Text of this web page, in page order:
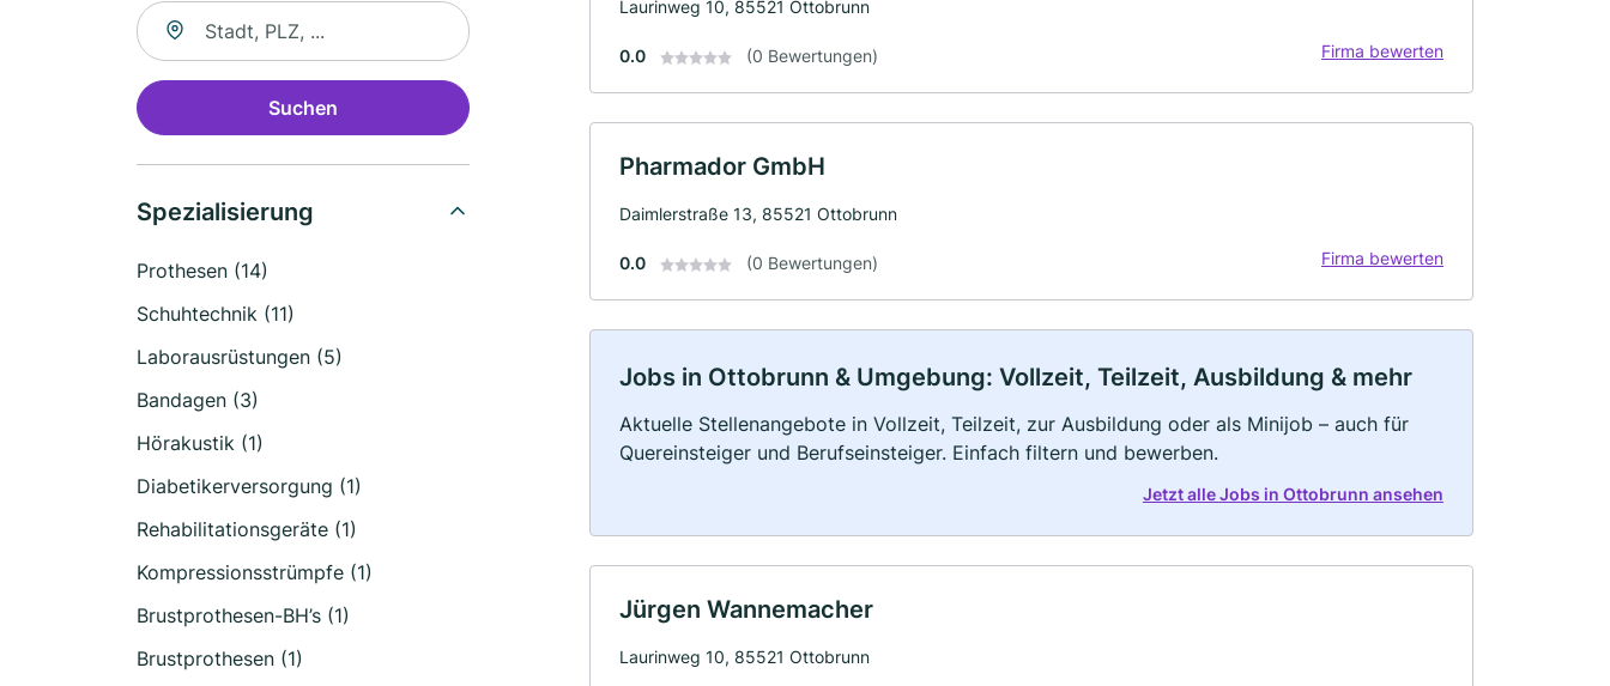
Suche nach Ort
Suchen
Spezialisierung
Prothesen (14)
Schuhtechnik (11)
Laborausrüstungen (5)
Bandagen (3)
Hörakustik (1)
Diabetikerversorgung (1)
Rehabilitationsgeräte (1)
Kompressionsstrümpfe (1)
Brustprothesen-BH’s (1)
Brustprothesen (1)
Laurinweg 10, 85521 Ottobrunn
0.0 (0 Bewertungen) Firma bewerten
Pharmador GmbH
Daimlerstraße 13, 85521 Ottobrunn
0.0 (0 Bewertungen) Firma bewerten
Jobs in Ottobrunn & Umgebung: Vollzeit, Teilzeit, Ausbildung & mehr
Aktuelle Stellenangebote in Vollzeit, Teilzeit, zur Ausbildung oder als Minijob – auch für
Quereinsteiger und Berufseinsteiger. Einfach filtern und bewerben.
Jetzt alle Jobs in Ottobrunn ansehen
Jürgen Wannemacher
Laurinweg 10, 85521 Ottobrunn